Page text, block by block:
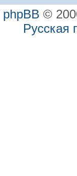
phpBB ©
Русская